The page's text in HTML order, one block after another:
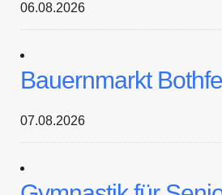
06.08.2026
Bauernmarkt
07.08.2026